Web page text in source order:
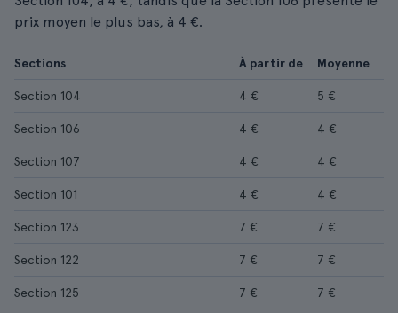
prix moyen le plus bas, à 4 €.
Sections À partir de Moyenne
Section 104 4 € 5 €
Section 106 4 € 4 €
Section 107 4 € 4 €
Section 101 4 € 4 €
Section 123 7 € 7 €
Section 122 7 € 7 €
Section 125 7 € 7 €